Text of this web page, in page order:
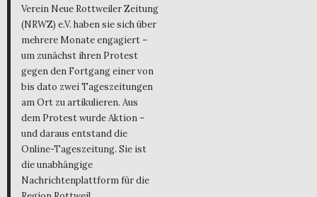
Verein Neue Rottweiler Zeitung
(NRWZ) e.V. haben sie sich über
mehrere Monate engagiert –
um zunächst ihren Protest
gegen den Fortgang einer von
bis dato zwei Tageszeitungen
am Ort zu artikulieren. Aus
dem Protest wurde Aktion –
und daraus entstand die
Online-Tageszeitung. Sie ist
die unabhängige
Nachrichtenplattform für die